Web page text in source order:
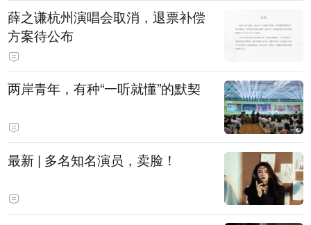
薛之谦杭州演唱会取消，退票补偿
方案待公布
两岸青年，有种“一听就懂”的默契
最新 | 多名知名演员，卖脸！